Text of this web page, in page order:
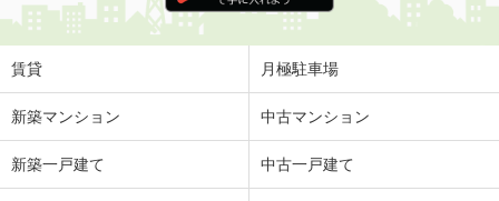
賃貸 月極駐車場
新築マンション 中古マンション
新築一戸建て 中古一戸建て